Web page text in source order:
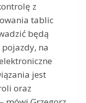
z
tablic
będą
na
jest
oraz